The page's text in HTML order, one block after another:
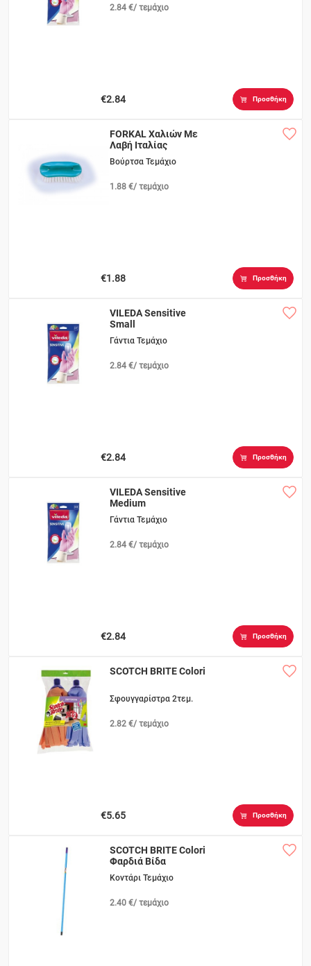
2.84 €/ τεμάχιο
€2.84 Προσθήκη
FORKAL Χαλιών Με
Λαβή Ιταλίας
Βούρτσα Τεμάχιο
1.88 €/ τεμάχιο
€1.88 Προσθήκη
VILEDA Sensitive
Small
Γάντια Τεμάχιο
2.84 €/ τεμάχιο
€2.84 Προσθήκη
VILEDA Sensitive
Medium
Γάντια Τεμάχιο
2.84 €/ τεμάχιο
€2.84 Προσθήκη
SCOTCH BRITE Colori
Σφουγγαρίστρα 2τεμ.
2.82 €/ τεμάχιο
€5.65 Προσθήκη
SCOTCH BRITE Colori
Φαρδιά Βίδα
Κοντάρι Τεμάχιο
2.40 €/ τεμάχιο